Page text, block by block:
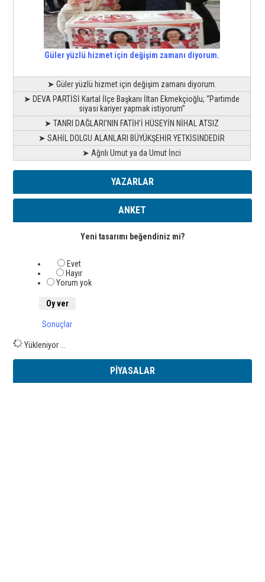
Güler yüzlü hizmet için değişim zamanı diyorum.
➤ Güler yüzlü hizmet için değişim zamanı diyorum.
➤ DEVA PARTİSİ Kartal İlçe Başkanı İltan Ekmekçioğlu; “Partimde
siyasi kariyer yapmak istiyorum”
➤ TANRI DAĞLARI’NIN FATİH’İ HÜSEYİN NİHAL ATSIZ
➤ SAHİL DOLGU ALANLARI BÜYÜKŞEHİR YETKİSİNDEDİR
➤ Ağrılı Umut ya da Umut İnci
YAZARLAR
ANKET
Yeni tasarımı beğendiniz mi?
Evet
Hayır
Yorum yok
Sonuçlar
Yükleniyor ...
PİYASALAR